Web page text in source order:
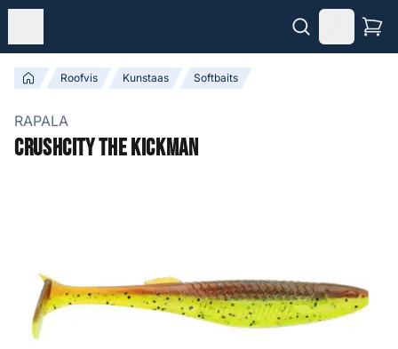
Roofvis Kunstaas Softbaits
RAPALA
Crushcity The Kickman